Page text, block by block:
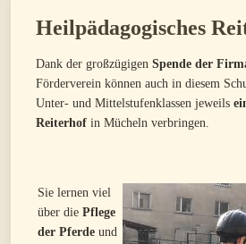
Heilpädagogisches
Dank der großzügigen Spende der
Förderverein können auch in diesem
Unter- und Mittelstufenklassen jeweils
Reiterhof in Mücheln verbringen.
Sie lernen viel
über die Pflege
der Pferde und